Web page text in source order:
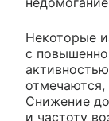
Некоторые
с
отмечаются,
Снижение
и частоту